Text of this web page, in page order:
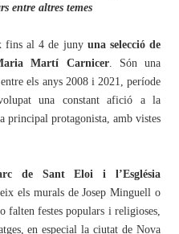
entre altres temes
fins al 4 de juny una selecció de
Martí Carnicer. Són una
entre els anys 2008 i 2021, període
una constant afició a la
principal protagonista, amb vistes
de Sant Eloi i l’Església
els murals de Josep Minguell o
falten festes populars i religioses,
en especial la ciutat de Nova